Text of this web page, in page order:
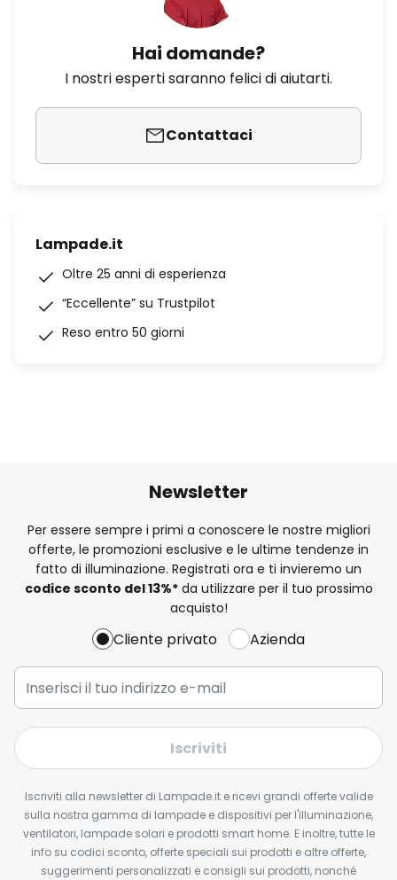
Hai domande?
I nostri esperti saranno felici di aiutarti.
Contattaci
Lampade.it
Oltre 25 anni di esperienza
“Eccellente” su Trustpilot
Reso entro 50 giorni
Newsletter
Per essere sempre i primi a conoscere le nostre migliori
offerte, le promozioni esclusive e le ultime tendenze in
fatto di illuminazione. Registrati ora e ti invieremo un
codice sconto del13%*da utilizzare per il tuo prossimo
acquisto!
Cliente privato Azienda
Iscriviti
Iscriviti alla newsletter di Lampade.it e ricevi grandi offerte valide
sulla nostra gamma di lampade e dispositivi per l'illuminazione,
ventilatori, lampade solari e prodotti smart home. E inoltre, tutte le
info su codici sconto, offerte speciali sui prodotti e altre offerte,
suggerimenti personalizzati e consigli sui prodotti, nonché